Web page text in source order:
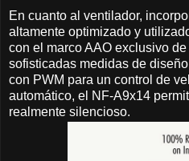
En cuanto al ventilador,
altamente optimizado y
con el marco AAO exclusivo
sofisticadas medidas de
con PWM para un control de
automático, el NF-A9x14
realmente silencioso.